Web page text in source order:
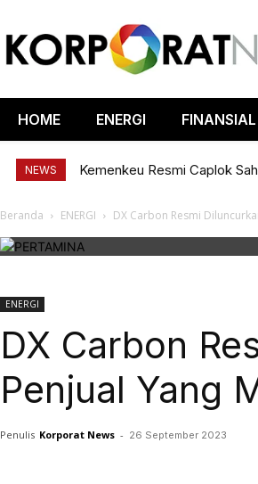
HOME ENERGI FINANSIAL
NEWS Kemenkeu Resmi Caplok
Beranda ENERGI DX Carbon Resmi
ENERGI
DX Carbon
Penjual Yang
Penulis Korporat News - 26 September 2023